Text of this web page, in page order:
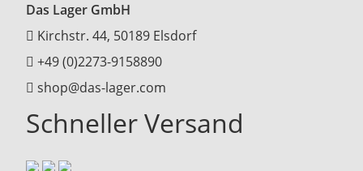
Das Lager GmbH
Kirchstr. 44, 50189 Elsdorf
+49 (0)2273-9158890
shop@das-lager.com
Schneller Versand